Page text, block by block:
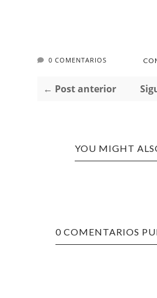
0 COMENTARIOS
← Post anterior
YOU MIGHT
0 COMENTARIOS